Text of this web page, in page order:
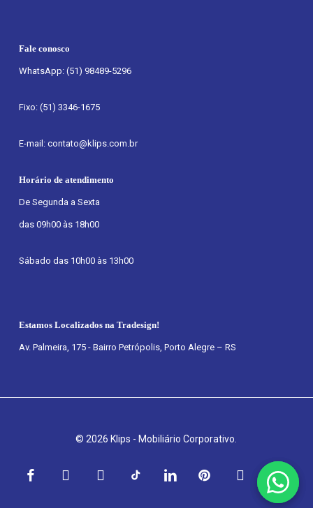
Fale conosco
WhatsApp: (51) 98489-5296
Fixo: (51) 3346-1675
E-mail: contato@klips.com.br
Horário de atendimento
De Segunda a Sexta
das 09h00 às 18h00
Sábado das 10h00 às 13h00
Estamos Localizados na Tradesign!
Av. Palmeira, 175 - Bairro Petrópolis, Porto Alegre – RS
© 2026 Klips - Mobiliário Corporativo.